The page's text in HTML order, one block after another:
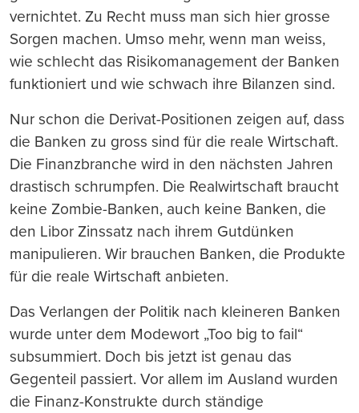
vernichtet. Zu Recht muss man sich hier grosse
Sorgen machen. Umso mehr, wenn man weiss,
wie schlecht das Risikomanagement der Banken
funktioniert und wie schwach ihre Bilanzen sind.
Nur schon die Derivat-Positionen zeigen auf, dass
die Banken zu gross sind für die reale Wirtschaft.
Die Finanzbranche wird in den nächsten Jahren
drastisch schrumpfen. Die Realwirtschaft braucht
keine Zombie-Banken, auch keine Banken, die
den Libor Zinssatz nach ihrem Gutdünken
manipulieren. Wir brauchen Banken, die Produkte
für die reale Wirtschaft anbieten.
Das Verlangen der Politik nach kleineren Banken
wurde unter dem Modewort „Too big to fail“
subsummiert. Doch bis jetzt ist genau das
Gegenteil passiert. Vor allem im Ausland wurden
die Finanz-Konstrukte durch ständige